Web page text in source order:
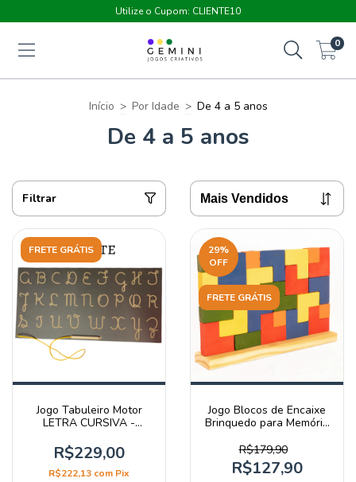
Utilize o Cupom: CLIENTE10
0
Início > Por Idade > De 4 a 5 anos
De 4 a 5 anos
Filtrar
FRETE GRÁTIS
Jogo Tabuleiro Motor
LETRA CURSIVA -
R$229,00
R$222,13 com Pix
29%
OFF
FRETE GRÁTIS
Jogo Blocos de Encaixe
Brinquedo para Memória
R$179,90
R$127,90